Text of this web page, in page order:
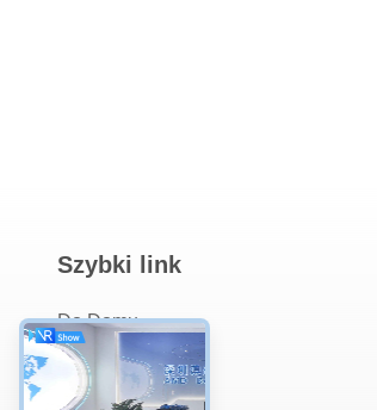
Szybki link
Do Domu
O Nas
Produkty